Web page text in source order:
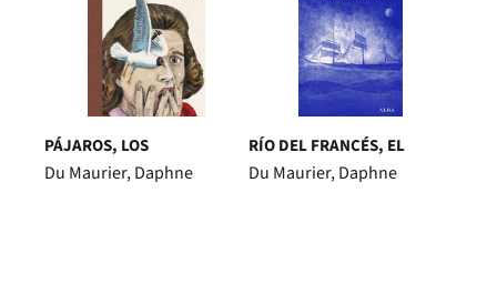
PÁJAROS, LOS
Du Maurier, Daphne
RÍO DEL FRANCÉS, EL
Du Maurier, Daphne